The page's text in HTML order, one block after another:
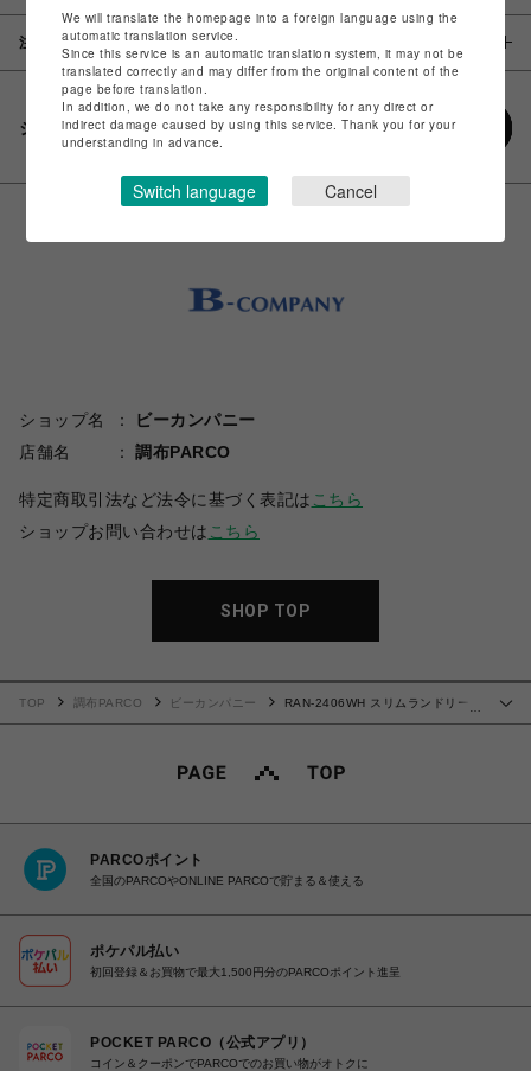
注意事項
シェアする
ショップ名
ビーカンパニー
店舗名
調布PARCO
特定商取引法など法令に基づく表記は こちら
ショップお問い合わせは こちら
SHOP TOP
…
TOP 調布PARCO ビーカンパニー
RAN-2406WH スリムランドリーラ
PARCOポイント
全国のPARCOやONLINE PARCOで貯まる＆使える
ポケパル払い
初回登録＆お買物で最大1,500円分のPARCOポイント進呈
POCKET PARCO（公式アプリ）
コイン＆クーポンでPARCOでのお買い物がオトクに
We will translate the homepage into a foreign language using the
automatic translation service.
Since this service is an automatic translation system, it may not be
translated correctly and may differ from the original content of the
page before translation.
In addition, we do not take any responsibility for any direct or
indirect damage caused by using this service. Thank you for your
understanding in advance.
Switch language Cancel